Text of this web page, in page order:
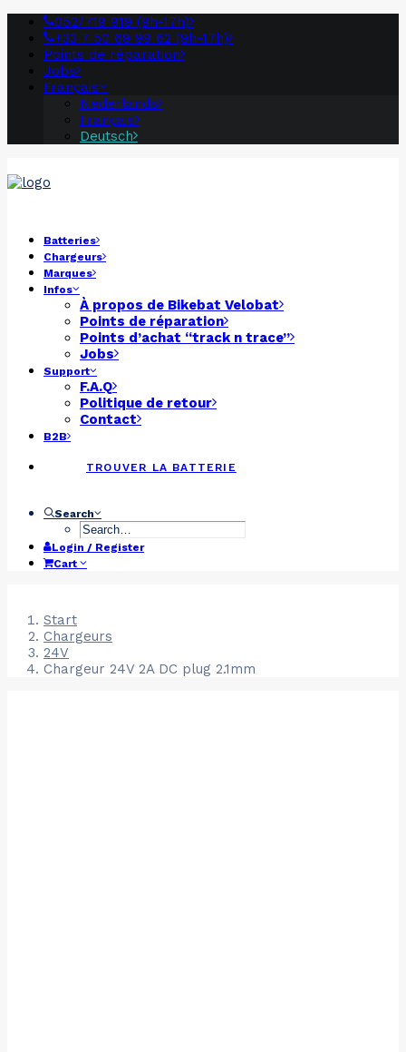
052/719 919 (9h-17h)
+33 7 50 69 99 62 (9h-17h)
Points de réparation
Jobs
Français
Nederlands
Français
Deutsch
Batteries
Chargeurs
Marques
Infos
À propos de Bikebat Velobat
Points de réparation
Points d’achat “track n trace”
Jobs
Support
F.A.Q
Politique de retour
Contact
B2B
TROUVER LA BATTERIE
Search
Login / Register
Cart
Start
Chargeurs
24V
Chargeur 24V 2A DC plug 2.1mm